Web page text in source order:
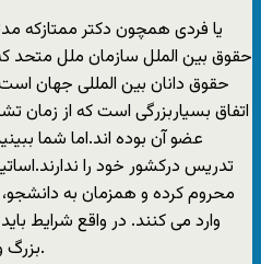
یا فردی همچون دکتر ممتازکه
حقوق دانان بین المللی جهان
اتفاق بسیاربزرگی است که از زمان
عضو آن بوده اند.اما شما
تدریس درکشور خود را
محروم کرده و همزمان به
وارد می کنند. در واقع شرایط
بزرگ و برجسته به دانشگاه ها بازگردند.